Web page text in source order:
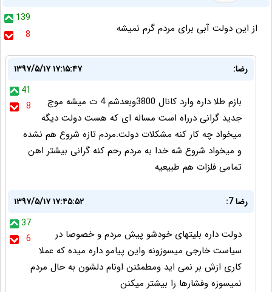
139
8
از این دولت آبی برای مردم گرم نمیشه
رضا:
۱۳۹۷/۵/۱۷ ۱۷:۱۵:۴۷
41
8
بازم طلا داره وارد کانال 3800وبعدشم 4 ت میشه موج
جدید گرانی درراه است مساله ای که هست دولت دیگه
میخواد چه کار کنه مشکلات دولت.مردم تازه شروع هم نشده
و میخواد شروع شه خدا به مردم رحم کنه گرانی بیشتر اهن
تمامی فلزات هم طبیعیه
رضا 7:
۱۳۹۷/۵/۱۷ ۱۷:۴۵:۵۲
37
6
دولت داره بلیتهای خودشو پیش مردم و خصوصا در
سیاست خارجی میسوزونه واین پیامو داره میده که عملا
کاری ازش بر نمی اید ومطمئنن اونام دلشون به حال مردم
نمیسوزه وفشارها را بیشتر میکنن